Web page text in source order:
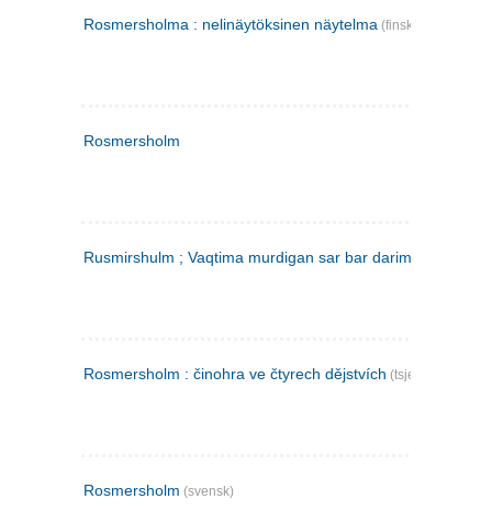
Rosmersholma : nelinäytöksinen näytelma (finsk)
Rosmersholm
Rusmirshulm ; Vaqtima murdigan sar bar darim
Rosmersholm : činohra ve čtyrech dějstvích (tsjekkisk)
Rosmersholm (svensk)